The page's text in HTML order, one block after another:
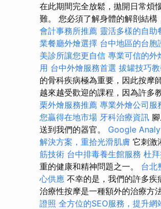
在此期間完全放鬆，拋開日常煩
難。 您必須了解身體的解剖結
會計事務所推薦 靈活多樣的自助
業餐廳外燴選擇 台中地區的台胞
美診所讓您更自信 專業可信的外
用 台中外燴服務首選 拔罐技巧
的骨科疾病極為重要，因此按摩
越來越受歡迎的課程，因為許多
栗外燴服務推薦 專業外燴公司服
您贏得在地市場 牙科治療資訊
送到我們的器官。 Google
解決方案，重拾光滑肌膚 它刺激
筋技術 台中排毒養生館服務 杜
重的健康和精神問題之一。 台北
心供應 不幸的是，我們的許多疾
治療性按摩是一種額外的治療方
證照 全方位的SEO服務，提升網